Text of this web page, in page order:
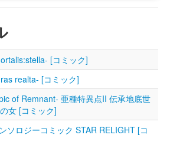
[コミック]
realta- [コミック]
of Remnant‐ 亜種特異点II 伝承地底世
女 [コミック]
ソロジーコミック STAR RELIGHT [コ